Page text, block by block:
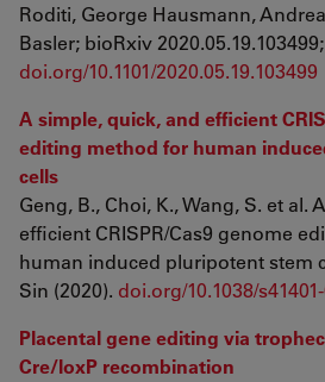
Roditi, George Hausmann,
Basler; bioRxiv
doi.org/10.1101/2020.05.19.103499
A simple, quick, and efficient
editing method for human
cells
Geng, B., Choi, K., Wang, S. et al.
efficient CRISPR/Cas9 genome
human induced pluripotent stem
Sin (2020). doi.org/10.1038/
Placental gene editing via
Cre/loxP recombination